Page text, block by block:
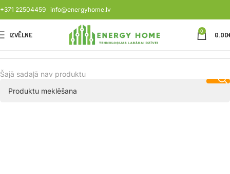
+371 22504459 info@energyhome.lv
IZVĒLNE 0 0.00
Šajā sadaļā nav produktu